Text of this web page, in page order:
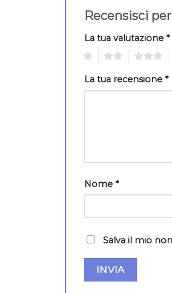
Recensisci
La tua valutazione *
La tua recensione *
Nome *
Salva il mio